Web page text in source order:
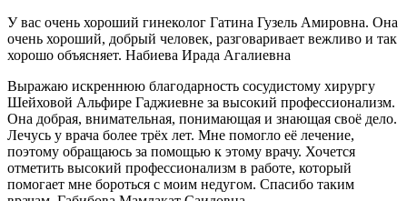
У вас очень хороший гинеколог Гатина Гузель Амировна. Она
очень хороший, добрый человек, разговаривает вежливо и так
хорошо объясняет. Набиева Ирада Агалиевна
Выражаю искреннюю благодарность сосудистому хирургу
Шейховой Альфире Гаджиевне за высокий профессионализм.
Она добрая, внимательная, понимающая и знающая своё дело.
Лечусь у врача более трёх лет. Мне помогло её лечение,
поэтому обращаюсь за помощью к этому врачу. Хочется
отметить высокий профессионализм в работе, который
помогает мне бороться с моим недугом. Спасибо таким